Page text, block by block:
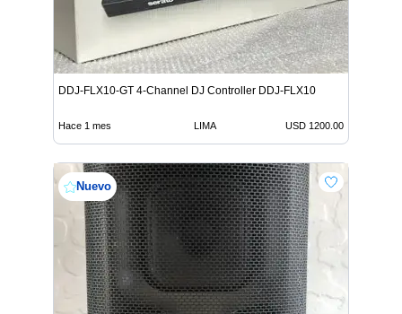
DDJ-FLX10-GT 4-Channel DJ Controller DDJ-FLX10
Hace 1 mes LIMA USD 1200.00
Nuevo